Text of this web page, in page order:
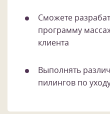
Сможете
программу
клиента
Выполнять
пилингов по